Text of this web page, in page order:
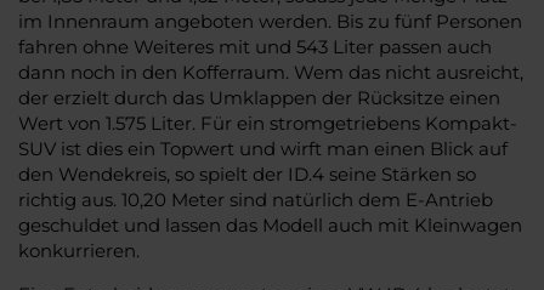
im Innenraum angeboten werden. Bis zu fünf Personen
fahren ohne Weiteres mit und 543 Liter passen auch
dann noch in den Kofferraum. Wem das nicht ausreicht,
der erzielt durch das Umklappen der Rücksitze einen
Wert von 1.575 Liter. Für ein stromgetriebens Kompakt-
SUV ist dies ein Topwert und wirft man einen Blick auf
den Wendekreis, so spielt der ID.4 seine Stärken so
richtig aus. 10,20 Meter sind natürlich dem E-Antrieb
geschuldet und lassen das Modell auch mit Kleinwagen
konkurrieren.